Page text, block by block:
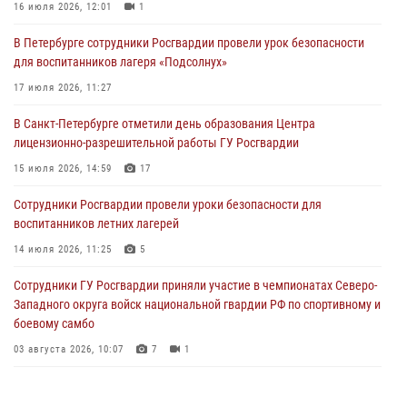
06 августа 2026, 11:36
Сотрудники и военнослужащие Росгвардии обеспечили
правопорядок при проведении матча "Зенит" - "Балтика"
06 августа 2026, 07:30
В Выборгском районе наряд Росгвардии обнаружил
разыскиваемый преступный автотранспорт
05 августа 2026, 12:25 2
Петербургские росгвардейцы обнаружили объявленный в розыск
автомобиль, ранее использовавшийся при совершении кражи в
Ленобласти
16 июля 2026, 12:01 1
В Петербурге сотрудники Росгвардии провели урок безопасности
для воспитанников лагеря «Подсолнух»
17 июля 2026, 11:27
В Санкт-Петербурге отметили день образования Центра
лицензионно-разрешительной работы ГУ Росгвардии
15 июля 2026, 14:59 17
Сотрудники Росгвардии провели уроки безопасности для
воспитанников летних лагерей
14 июля 2026, 11:25 5
Сотрудники ГУ Росгвардии приняли участие в чемпионатах Северо-
Западного округа войск национальной гвардии РФ по спортивному и
боевому самбо
03 августа 2026, 10:07 7 1